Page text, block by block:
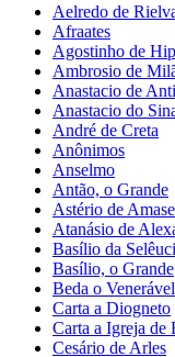
Aelredo de
Afraates
Agostinho de
Ambrosio de
Anastacio de
Anastacio do
André de Creta
Anônimos
Anselmo
Antão, o Grande
Astério de
Atanásio de
Basílio da
Basílio, o Grande
Beda o Venerável
Carta a Diogneto
Carta a Igreja de
Cesário de Arles